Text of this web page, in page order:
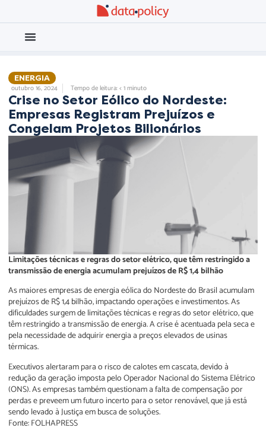
ENERGIA
outubro 16, 2024 Tempo de leitura: < 1 minuto
Crise no Setor Eólico do Nordeste:
Empresas Registram Prejuízos e
Congelam Projetos Bilionários
Limitações técnicas e regras do setor elétrico, que têm restringido a
transmissão de energia acumulam prejuízos de R$ 1,4 bilhão
As maiores empresas de energia eólica do Nordeste do Brasil acumulam
prejuízos de R$ 1,4 bilhão, impactando operações e investimentos. As
dificuldades surgem de limitações técnicas e regras do setor elétrico, que
têm restringido a transmissão de energia. A crise é acentuada pela seca e
pela necessidade de adquirir energia a preços elevados de usinas
térmicas.
Executivos alertaram para o risco de calotes em cascata, devido à
redução da geração imposta pelo Operador Nacional do Sistema Elétrico
(ONS). As empresas também questionam a falta de compensação por
perdas e preveem um futuro incerto para o setor renovável, que já está
sendo levado à Justiça em busca de soluções.
Fonte: FOLHAPRESS